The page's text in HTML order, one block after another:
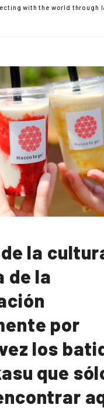
with the world through
la
de la
por
los
que